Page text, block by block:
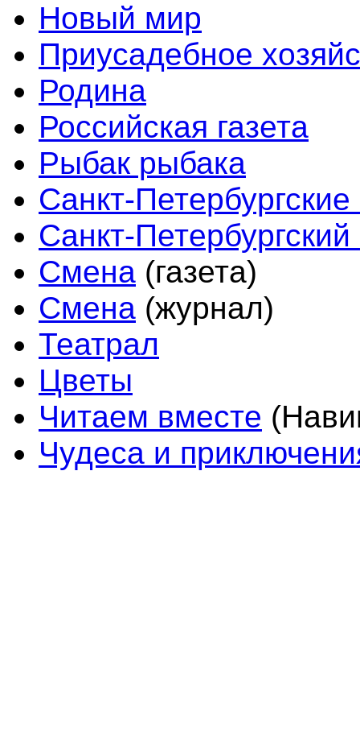
Новый мир
Приусадебное
Родина
Российская газета
Рыбак рыбака
Санкт-
Санкт-Петербургский
Смена (газета)
Смена (журнал)
Театрал
Цветы
Читаем вместе
Чудеса и